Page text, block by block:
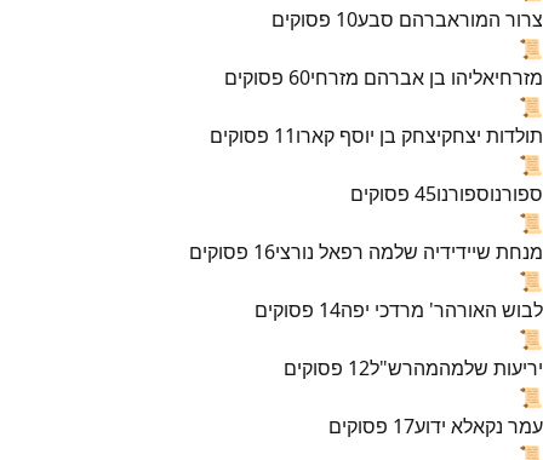
צרור המוראברהם סבע10 פסוקים
📜
מזרחיאליהו בן אברהם מזרחי60 פסוקים
📜
תולדות יצחקיצחק בן יוסף קארו11 פסוקים
📜
ספורנוספורנו45 פסוקים
📜
מנחת שיידידיה שלמה רפאל נורצי16 פסוקים
📜
לבוש האורהר' מרדכי יפה14 פסוקים
📜
יריעות שלמהמהרש"ל12 פסוקים
📜
עמר נקאלא ידוע17 פסוקים